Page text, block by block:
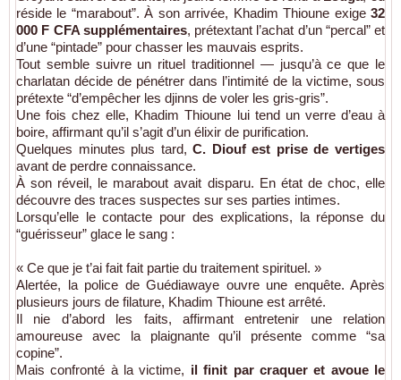
réside le “marabout”. À son arrivée, Khadim Thioune exige 32
000 F CFA supplémentaires, prétextant l’achat d’un “percal” et
d’une “pintade” pour chasser les mauvais esprits.
Tout semble suivre un rituel traditionnel — jusqu’à ce que le
charlatan décide de pénétrer dans l’intimité de la victime, sous
prétexte “d’empêcher les djinns de voler les gris-gris”.
Une fois chez elle, Khadim Thioune lui tend un verre d’eau à
boire, affirmant qu’il s’agit d’un élixir de purification.
Quelques minutes plus tard,C. Diouf est prise de vertiges
avant de perdre connaissance.
À son réveil, le marabout avait disparu. En état de choc, elle
découvre des traces suspectes sur ses parties intimes.
Lorsqu’elle le contacte pour des explications, la réponse du
“guérisseur” glace le sang :
« Ce que je t’ai fait fait partie du traitement spirituel. »
Alertée, la police de Guédiawaye ouvre une enquête. Après
plusieurs jours de filature, Khadim Thioune est arrêté.
Il nie d’abord les faits, affirmant entretenir une relation
amoureuse avec la plaignante qu’il présente comme “sa
copine”.
Mais confronté à la victime, il finit par craquer et avoue le